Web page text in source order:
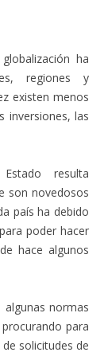
ha
regiones y
existen menos
inversiones, las
resulta
son novedosos
país ha debido
poder hacer
hace algunos
algunas normas
para
solicitudes de